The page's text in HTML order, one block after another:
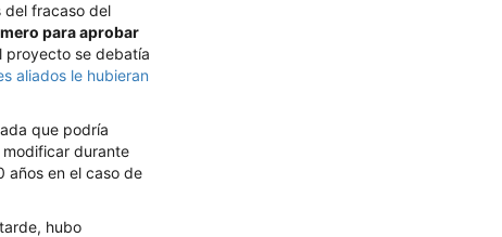
del fracaso del
para aprobar
proyecto se debatía
aliados le hubieran
que podría
durante
años en el caso de
hubo